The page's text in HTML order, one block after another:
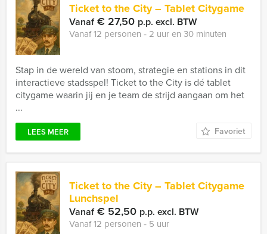
Ticket to the City – Tablet Citygame
Vanaf€ 27,50 p.p. excl. BTW
Vanaf 12 personen ‐ 2 uur en 30 minuten
Stap in de wereld van stoom, strategie en stations in dit
interactieve stadsspel! Ticket to the City is dé tablet
citygame waarin jij en je team de strijd aangaan om het
...
LEES MEER Favoriet
Ticket to the City – Tablet Citygame
Lunchspel
Vanaf€ 52,50 p.p. excl. BTW
Vanaf 12 personen ‐ 5 uur